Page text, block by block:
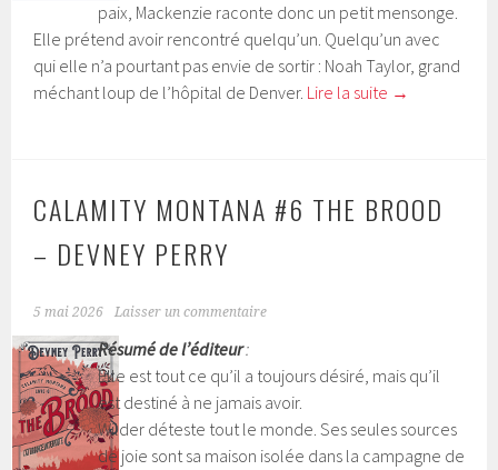
paix, Mackenzie raconte donc un petit mensonge.
Elle prétend avoir rencontré quelqu’un. Quelqu’un avec
qui elle n’a pourtant pas envie de sortir : Noah Taylor, grand
méchant loup de l’hôpital de Denver. Lire la suite →
CALAMITY MONTANA #6 THE BROOD
– DEVNEY PERRY
5 mai 2026 Laisser un commentaire
Résumé de l’éditeur:
Elle est tout ce qu’il a toujours désiré, mais qu’il
est destiné à ne jamais avoir.
Wilder déteste tout le monde. Ses seules sources
de joie sont sa maison isolée dans la campagne de